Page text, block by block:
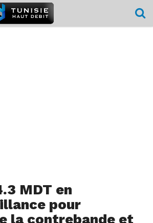
MDT en
pour
la contrebande et